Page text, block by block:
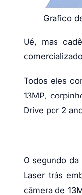
Gráfico
Ué, mas
Todos eles
13MP,
Drive por 2
O segundo da
Laser trás
câmera de